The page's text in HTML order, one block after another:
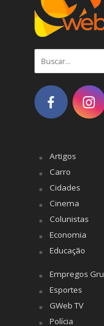
Artigos
Carro
Cidades
Cinema
Colunistas
Economia
Educação
Empregos Gru
Esportes
GWeb TV
Polícia